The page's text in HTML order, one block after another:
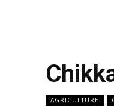
AGRICULTURE